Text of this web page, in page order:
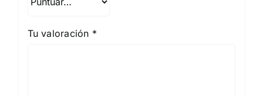
Tu valoración *